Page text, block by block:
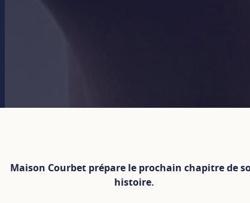
Maison Courbet prépare le prochain chapitre de
histoire.